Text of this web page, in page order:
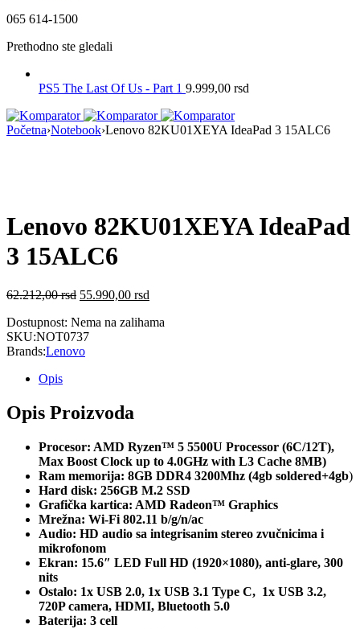
065 614-1500
Prethodno ste gledali
PS5 The Last Of Us - Part 1 9.999,00 rsd
Početna›Notebook›Lenovo 82KU01XEYA IdeaPad 3 15ALC6
Lenovo 82KU01XEYA IdeaPad
3 15ALC6
62.212,00rsd 55.990,00 rsd
Dostupnost: Nema na zalihama
SKU:NOT0737
Brands:Lenovo
Opis
Opis Proizvoda
Procesor: AMD Ryzen™ 5 5500U Processor (6C/12T),
Max Boost Clock up to 4.0GHz with L3 Cache 8MB)
Ram memorija: 8GB DDR4 3200Mhz (4gb soldered+4gb)
Hard disk: 256GB M.2 SSD
Grafička kartica: AMD Radeon™ Graphics
Mrežna: Wi-Fi 802.11 b/g/n/ac
Audio: HD audio sa integrisanim stereo zvučnicima i
mikrofonom
Ekran: 15.6″ LED Full HD (1920×1080), anti-glare, 300
nits
Ostalo: 1x USB 2.0, 1x USB 3.1 Type C, 1x USB 3.2,
720P camera, HDMI, Bluetooth 5.0
Baterija: 3 cell